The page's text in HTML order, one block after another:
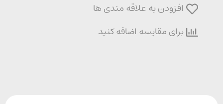
افزودن به علاقه مندی ها
برای مقایسه اضافه کنید